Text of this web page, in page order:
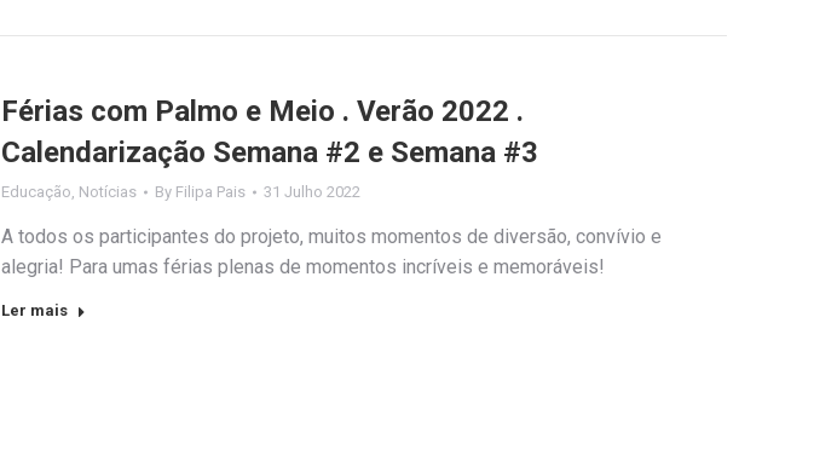
Férias com Palmo e Meio . Verão 2022 .
Calendarização Semana #2 e Semana #3
Educação, Notícias By Filipa Pais 31 Julho 2022
A todos os participantes do projeto, muitos momentos de diversão, convívio e
alegria! Para umas férias plenas de momentos incríveis e memoráveis!
Ler mais